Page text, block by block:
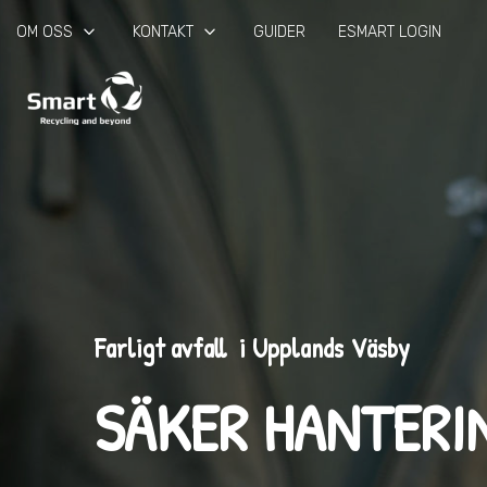
OM OSS keyboard_arrow_down KONTAKT keyboard_arrow_down GUIDER ESMART LOGIN
Farligt avfall i Upplands Väsby
SÄKER